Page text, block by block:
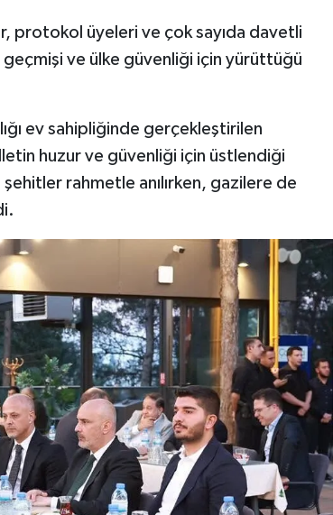
protokol üyeleri ve çok sayıda davetli
geçmişi ve ülke güvenliği için yürüttüğü
ev sahipliğinde gerçekleştirilen
huzur ve güvenliği için üstlendiği
rahmetle anılırken, gazilere de